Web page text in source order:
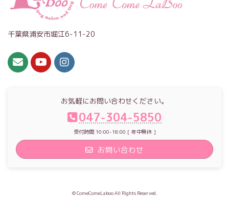
千葉県浦安市堀江6-11-20
お気軽にお問い合わせください。
047-304-5850
受付時間 10:00-18:00 [ 年中無休 ]
お問い合わせ
© ComeComeLaboo All Rights Reserved.